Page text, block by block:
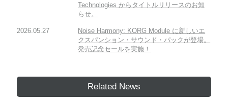
Technologies からタイトルリリースのお知
らせ。
2026.05.27
Noise Harmony: KORG Module に新しいエ
クスパンション・サウンド・パックが登場。
発売記念セールを実施！
Related News